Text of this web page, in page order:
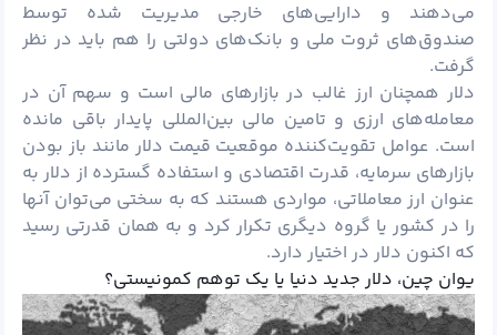
می‌دهند و دارایی‌های خارجی مدیریت شده توسط
صندوق‌های ثروت ملی و بانک‌های دولتی را هم باید در نظر
گرفت.
دلار همچنان ارز غالب در بازارهای مالی است و سهم آن در
معامله‌های ارزی و تامین مالی بین‌المللی پایدار باقی مانده
است. عوامل تقویت‌کننده موقعیت قیمت دلار مانند باز بودن
بازارهای سرمایه، قدرت اقتصادی و استفاده گسترده از دلار به
عنوان ارز معاملاتی، مواردی هستند که به سختی می‌توان آنها
را در کشور یا گروه دیگری تکرار کرد و به همان قدرتی رسید
که اکنون دلار در اختیار دارد.
یوان چین، دلار جدید دنیا یا یک توهم کمونیستی؟